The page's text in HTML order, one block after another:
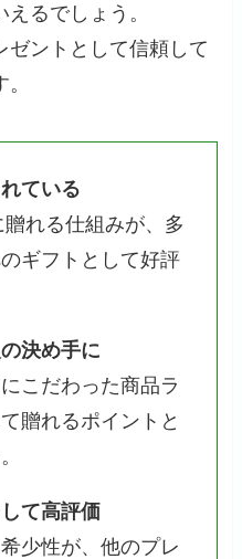
るでしょう。
ゼントとして信頼して
ている
れる仕組みが、多
ギフトとして好評
決め手に
こだわった商品ラ
贈れるポイントと
て高評価
少性が、他のプレ